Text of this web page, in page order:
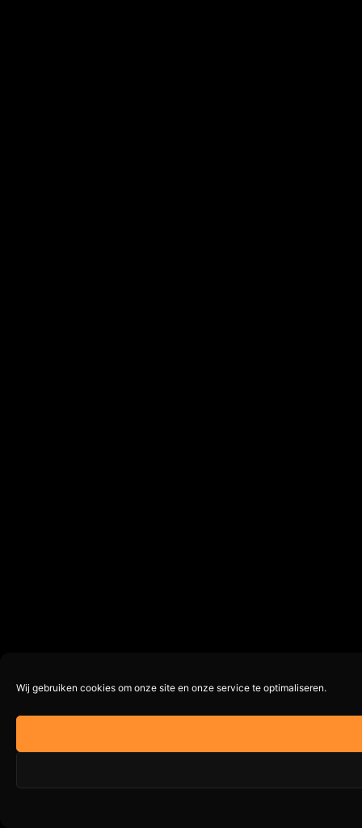
Wij gebruiken cookies om onze site en onze service te optimaliseren.